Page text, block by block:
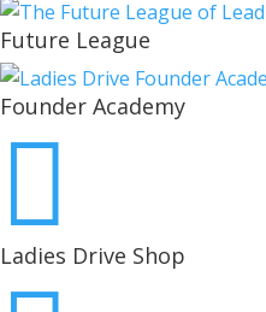
Future League
Founder Academy

Ladies Drive Shop